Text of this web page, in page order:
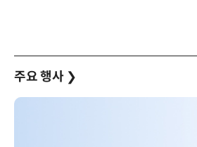
주요 행사 ❯